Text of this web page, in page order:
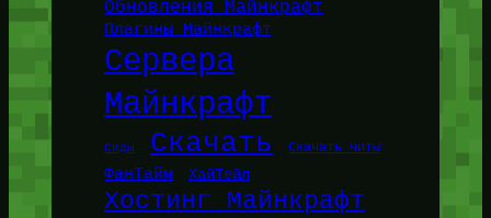
Обновления Майнкрафт
Плагины Майнкрафт
Сервера
Майнкрафт
Сиды Скачать Скачать читы
ФанТайм ХайТейл
Хостинг Майнкрафт